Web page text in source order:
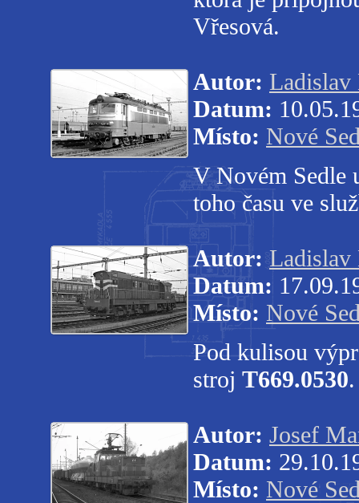
Vřesová.
Autor:
Datum:
Místo: Nové
V Novém Sedle
toho času ve
Autor:
Datum:
Místo: Nové
Pod kulisou
stroj T669.0530.
Autor: Josef
Datum:
Místo: Nové